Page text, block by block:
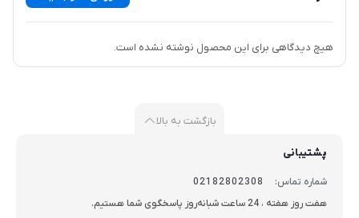
کیفیت‌های متفاوت از برندهای معتبر برای شما فراهم کرده‌ایم تا بتوانید
کاملی درباره انواع مدل‌ها، سایزها، کاربردها، مزایا، برندها و قیمت لوله
مقاومت بالا، نصب آسان و طول عمر طولانی، در سیستم‌های فاضلاب
خانگی، صنعتی و پروژه‌های ساختمانی به‌طور گسترده‌ای استفاده
می‌شوند. از جمله انواع مدل‌های لوله پلیکا فاضلاب می‌توان به موارد زیر
هیچ دیدگاهی برای این محصول نوشته نشده است.
بازگشت به بالا
پشتیبانی
شماره تماس:
02182802308
هفت روز هفته ، 24 ساعت شبانه‌روز پاسخگوی شما هستیم.